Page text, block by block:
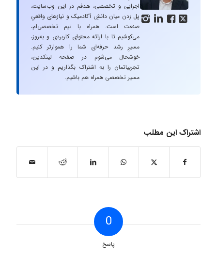
   
اجرایی و تخصصی، هدفم در این وب‌سایت،
پل زدن میان دانشِ آکادمیک و نیازهای واقعیِ
صنعت است. همراه با تیم تخصصی‌ام،
می‌کوشیم تا با ارائه محتوای کاربردی و به‌روز،
مسیرِ رشد حرفه‌ای شما را هموارتر کنیم.
خوشحال می‌شوم در صفحه لینکدین،
تجربیاتمان را به اشتراک بگذاریم و در این
مسیر تخصصی همراه هم باشیم.
اشتراک این مطلب
0
پاسخ